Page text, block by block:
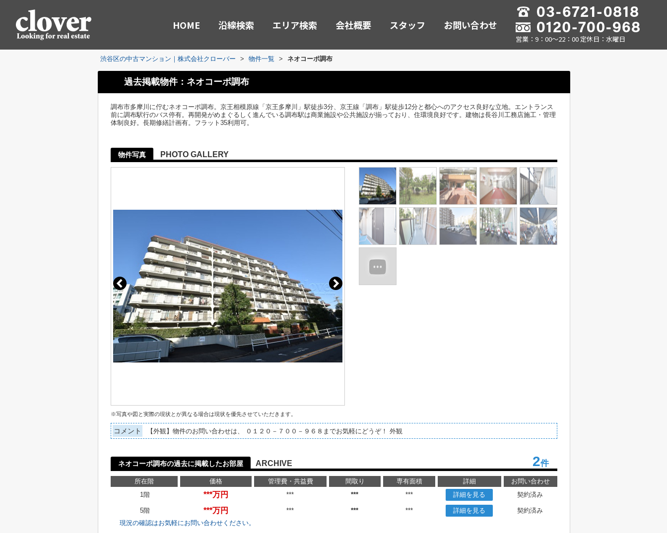
HOME 沿線検索 エリア検索 会社概要 スタッフ お問い合わせ
営業：9：00～22：00 定休日：水曜日
渋谷区の中古マンション｜株式会社クローバー > 物件一覧 > ネオコーポ調布
過去掲載物件：ネオコーポ調布
調布市多摩川に佇むネオコーポ調布。京王相模原線「京王多摩川」駅徒歩3分、京王線「調布」駅徒歩12分と都心へのアクセス良好な立地。エントランス
前に調布駅行のバス停有。再開発がめまぐるしく進んでいる調布駅は商業施設や公共施設が揃っており、住環境良好です。建物は長谷川工務店施工・管理
体制良好。長期修繕計画有。フラット35利用可。
物件写真 PHOTO GALLERY
※写真や図と実際の現状とが異なる場合は現状を優先させていただきます。
コメント 【外観】物件のお問い合わせは、 ０１２０－７００－９６８までお気軽にどうぞ！ 外観
ネオコーポ調布の過去に掲載したお部屋 ARCHIVE 2件
所在階 価格 管理費・共益費 間取り 専有面積 詳細
お問い合わせ
1階
***万円 *** *** *** 詳細を見る 契約済み
5階 ***万円 *** *** *** 詳細を見る
契約済み
現況の確認はお気軽にお問い合わせください。